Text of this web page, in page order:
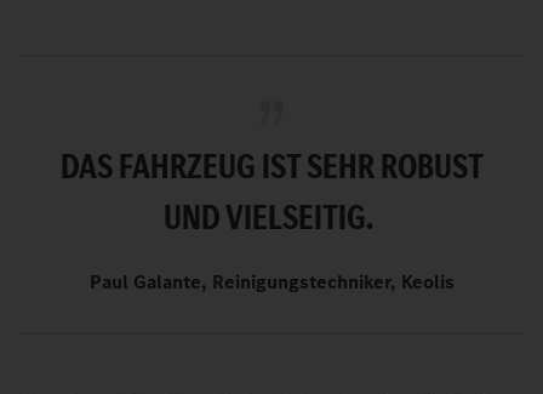
DAS FAHRZEUG IST SEHR ROBUST
UND VIELSEITIG.
Paul Galante, Reinigungstechniker, Keolis